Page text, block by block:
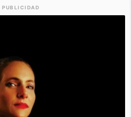
PUBLICIDAD